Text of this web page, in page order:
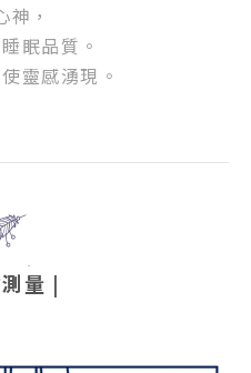
神，
眠品質。
靈感湧現。
量 |